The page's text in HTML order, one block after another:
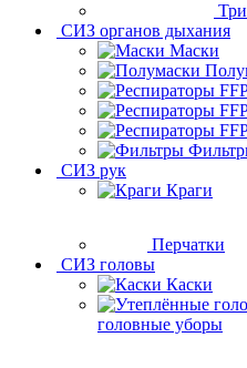
СИЗ органов дыхания
Маски
СИЗ рук
Краги
Перчатки
СИЗ головы
Каски
головные уборы